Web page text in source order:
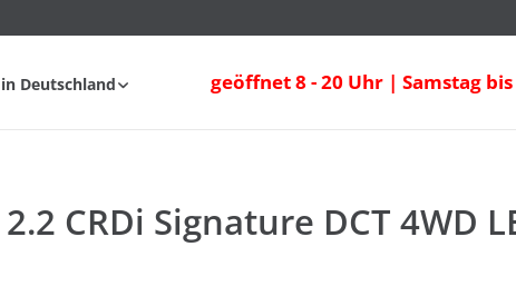
Deutschland geöffnet 8 - 20 Uhr | Samstag
CRDi Signature DCT 4WD LED 360°
CRDi Signature DCT 4WD